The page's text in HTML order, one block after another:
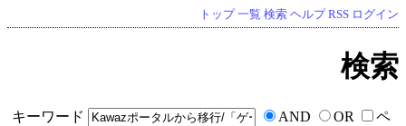
トップ 一覧 検索 ヘルプ RSS ログイン
検索
キーワード AND OR
ペ